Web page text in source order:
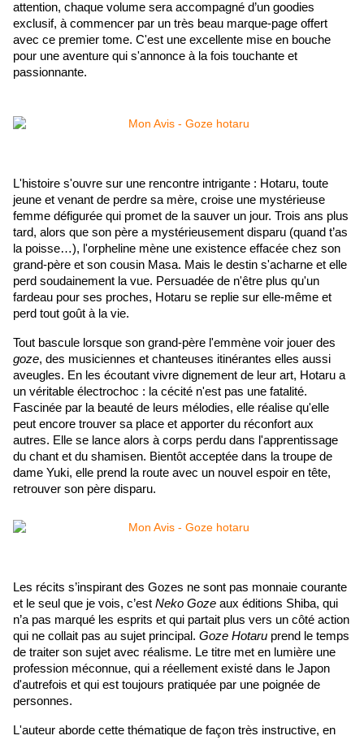
attention, chaque volume sera accompagné d’un goodies
exclusif, à commencer par un très beau marque-page offert
avec ce premier tome. C'est une excellente mise en bouche
pour une aventure qui s'annonce à la fois touchante et
passionnante.
L'histoire s'ouvre sur une rencontre intrigante : Hotaru, toute
jeune et venant de perdre sa mère, croise une mystérieuse
femme défigurée qui promet de la sauver un jour. Trois ans plus
tard, alors que son père a mystérieusement disparu (quand t’as
la poisse…), l'orpheline mène une existence effacée chez son
grand-père et son cousin Masa. Mais le destin s'acharne et elle
perd soudainement la vue. Persuadée de n'être plus qu'un
fardeau pour ses proches, Hotaru se replie sur elle-même et
perd tout goût à la vie.
goze, des musiciennes et chanteuses itinérantes elles aussi
aveugles. En les écoutant vivre dignement de leur art, Hotaru a
un véritable électrochoc : la cécité n'est pas une fatalité.
Fascinée par la beauté de leurs mélodies, elle réalise qu'elle
peut encore trouver sa place et apporter du réconfort aux
autres. Elle se lance alors à corps perdu dans l'apprentissage
du chant et du shamisen. Bientôt acceptée dans la troupe de
dame Yuki, elle prend la route avec un nouvel espoir en tête,
retrouver son père disparu.
Les récits s’inspirant des Gozes ne sont pas monnaie courante
et le seul que je vois, c’est Neko Goze aux éditions Shiba, qui
n’a pas marqué les esprits et qui partait plus vers un côté action
qui ne collait pas au sujet principal. Goze Hotaru prend le temps
de traiter son sujet avec réalisme. Le titre met en lumière une
profession méconnue, qui a réellement existé dans le Japon
d'autrefois et qui est toujours pratiquée par une poignée de
personnes.
L'auteur aborde cette thématique de façon très instructive, en